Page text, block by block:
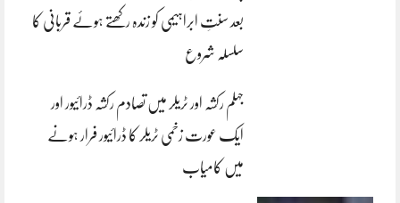
بعد سنتِ ابراہیمی کو زندہ رکھتے ہوئے قربانی کا
سلسلہ شروع
جہلم رکشہ اور ٹریلر میں تصادم رکشہ ڈرائیور اور
ایک عورت زخمی ٹریلر کا ڈرائیور فرار ہونے
میں کامیاب